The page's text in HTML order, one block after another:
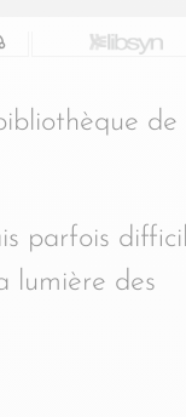
de
parfois
lumière des